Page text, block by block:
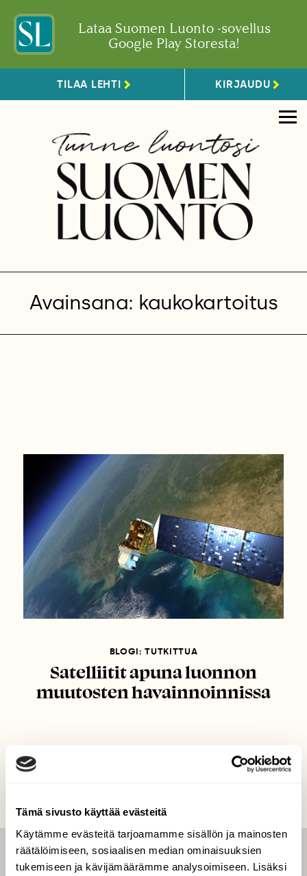
Tämä sivusto käyttää evästeitä
Käytämme evästeitä tarjoamamme sisällön ja mainosten
räätälöimiseen, sosiaalisen median ominaisuuksien
tukemiseen ja kävijämäärämme analysoimiseen. Lisäksi
Lataa Suomen Luonto -sovellus
Google Play Storesta!
TILAA LEHTI KIRJAUDU
Avainsana: kaukokartoitus
BLOGI: TUTKITTUA
Satelliitit apuna luonnon
muutosten havainnoinnissa
LEHTI